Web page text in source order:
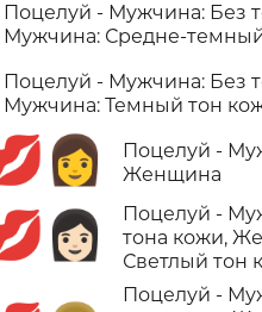
Поцелуй - Мужчина: Без
Мужчина: Средне-
Поцелуй - Мужчина: Без
Мужчина: Темный тон
Поцелуй -
Женщина
Поцелуй -
тона кожи,
Светлый тон
Поцелуй -